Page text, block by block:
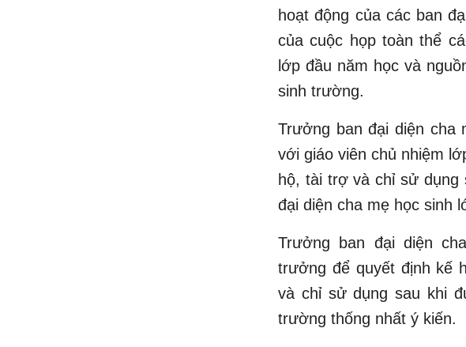
hoạt động của các ban
của cuộc họp toàn thể
lớp đầu năm học và
sinh trường.
Trưởng ban đại diện cha
với giáo viên chủ nhiệm
hộ, tài trợ và chỉ sử dụng
đại diện cha mẹ học sinh
Trưởng ban đại diện
trưởng để quyết định kế
và chỉ sử dụng sau khi
trường thống nhất ý kiến.